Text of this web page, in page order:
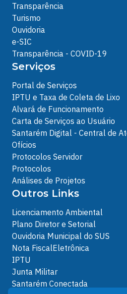
Transparência
Turismo
Ouvidoria
e-SIC
Transparência - COVID-19
Serviços
Portal de Serviços
IPTU e Taxa de Coleta de Lixo
Alvará de Funcionamento
Carta de Serviços ao Usuário
Santarém Digital - Central de
Ofícios
Protocolos Servidor
Protocolos
Análises de Projetos
Outros Links
Licenciamento Ambiental
Plano Diretor e Setorial
Ouvidoria Municipal do SUS
Nota FiscalEletrônica
IPTU
Junta Militar
Santarém Conectada